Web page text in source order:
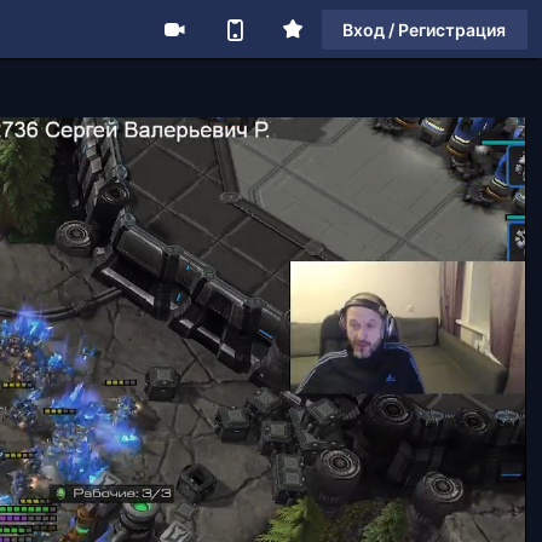
Вход / Регистрация